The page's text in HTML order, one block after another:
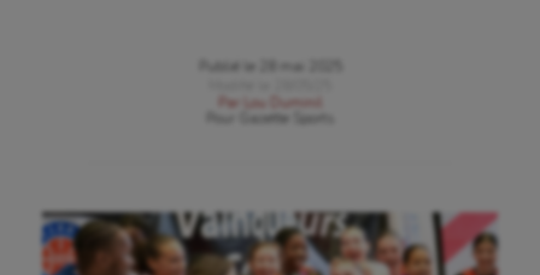
Publié le
28 mai 2025
Par
Lou Duminil
Gazette Sports